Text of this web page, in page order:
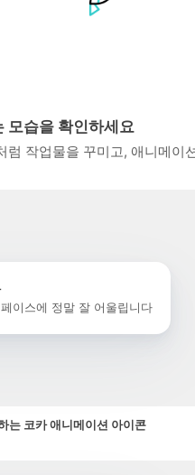
모습을 확인하세요
작업물을 꾸미고, 애니메
이스에 정말 잘 어울립니다
는 코카 애니메이션 아이콘